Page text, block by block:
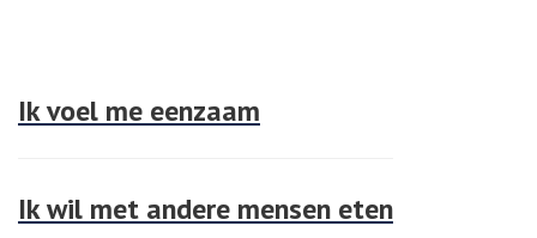
Ik voel me eenzaam
Ik wil met andere mensen eten